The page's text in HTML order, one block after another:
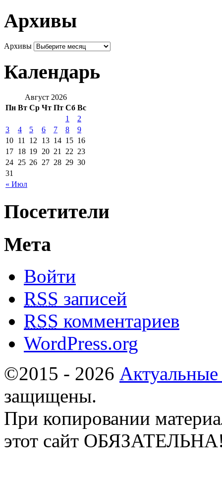
Архивы
Архивы
Календарь
Август 2026
Пн Вт Ср Чт Пт Сб Вс
« Июл
1
2
3
4 5 6 7 8
9
10 11 12 13 14 15 16
17 18 19 20 21 22 23
24 25 26 27 28 29 30
31
Посетители
Мета
Войти
RSS записей
RSS комментариев
WordPress.org
©2015 - 2026
защищены.
При копировании
этот сайт